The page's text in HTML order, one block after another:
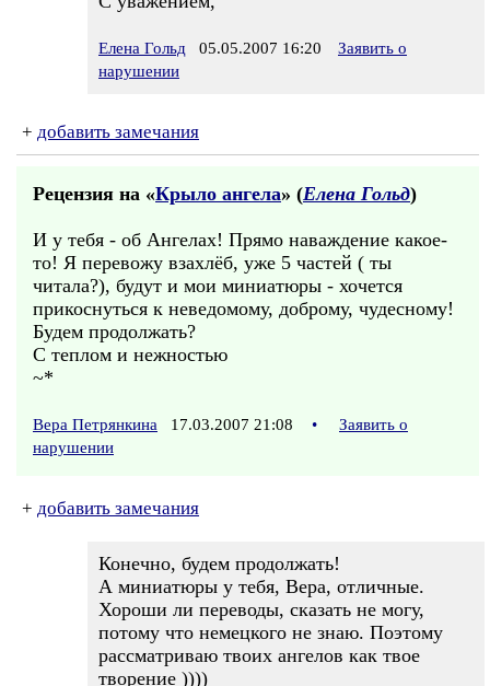
Елена Гольд 05.05.2007 16:20
Заявить о
нарушении
+ добавить замечания
Рецензия на «Крыло ангела» (Елена Гольд)
И у тебя - об Ангелах! Прямо наваждение какое-
то! Я перевожу взахлёб, уже 5 частей ( ты
читала?), будут и мои миниатюры - хочется
прикоснуться к неведомому, доброму, чудесному!
Будем продолжать?
С теплом и нежностью
~*
Вера Петрянкина 17.03.2007 21:08 •
Заявить о
нарушении
+ добавить замечания
Конечно, будем продолжать!
А миниатюры у тебя, Вера, отличные.
Хороши ли переводы, сказать не могу,
потому что немецкого не знаю. Поэтому
рассматриваю твоих ангелов как твое
творение ))))